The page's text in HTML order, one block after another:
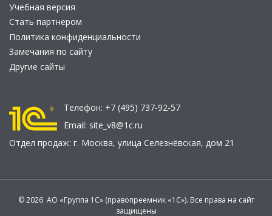
Учебная версия
Стать партнером
Политика конфиденциальности
Замечания по сайту
Другие сайты
Телефон: +7 (495) 737-92-57
Email: site_v8@1c.ru
Отдел продаж: г. Москва, улица Селезнёвская, дом 21
© 2026 АО «Группа 1С» (правопреемник «1С»). Все права на сайт
защищены